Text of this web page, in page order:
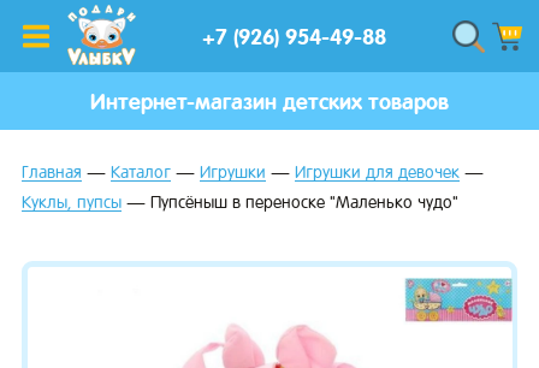
+7 (926) 954-49-88
Интернет-магазин детских товаров
Главная Каталог Игрушки
Игрушки для девочек
Куклы, пупсы
Пупсёныш в переноске "Маленько чудо"